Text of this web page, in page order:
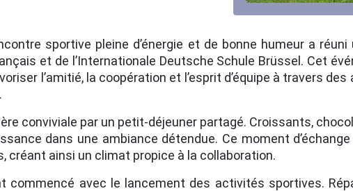
sportive pleine d’énergie et de bonne humeur a réuni
et de l’Internationale Deutsche Schule Brüssel. Cet
l’amitié, la coopération et l’esprit d’équipe à travers
conviviale par un petit-déjeuner partagé. Croissants,
dans une ambiance détendue. Ce moment
créant ainsi un climat propice à la collaboration.
commencé avec le lancement des activités sportives.